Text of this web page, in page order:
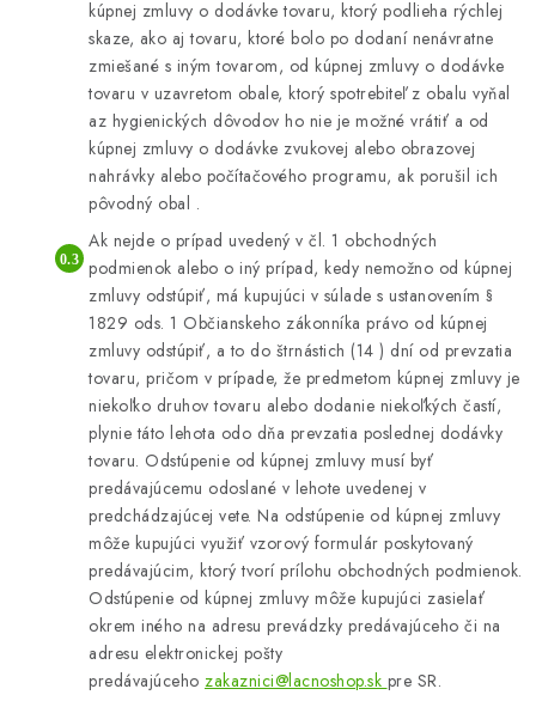
kúpnej zmluvy o dodávke tovaru, ktorý podlieha rýchlej
skaze, ako aj tovaru, ktoré bolo po dodaní nenávratne
zmiešané s iným tovarom, od kúpnej zmluvy o dodávke
tovaru v uzavretom obale, ktorý spotrebiteľ z obalu vyňal
az hygienických dôvodov ho nie je možné vrátiť a od
kúpnej zmluvy o dodávke zvukovej alebo obrazovej
nahrávky alebo počítačového programu, ak porušil ich
pôvodný obal .
Ak nejde o prípad uvedený v čl. 1 obchodných
podmienok alebo o iný prípad, kedy nemožno od kúpnej
zmluvy odstúpiť, má kupujúci v súlade s ustanovením §
1829 ods. 1 Občianskeho zákonníka právo od kúpnej
zmluvy odstúpiť, a to do štrnástich (14 ) dní od prevzatia
tovaru, pričom v prípade, že predmetom kúpnej zmluvy je
niekoľko druhov tovaru alebo dodanie niekoľkých častí,
plynie táto lehota odo dňa prevzatia poslednej dodávky
tovaru. Odstúpenie od kúpnej zmluvy musí byť
predávajúcemu odoslané v lehote uvedenej v
predchádzajúcej vete. Na odstúpenie od kúpnej zmluvy
môže kupujúci využiť vzorový formulár poskytovaný
predávajúcim, ktorý tvorí prílohu obchodných podmienok.
Odstúpenie od kúpnej zmluvy môže kupujúci zasielať
okrem iného na adresu prevádzky predávajúceho či na
adresu elektronickej pošty
predávajúceho zakaznici@lacnoshop.sk pre SR.